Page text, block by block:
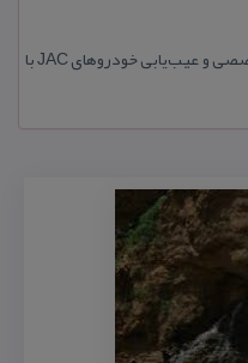
امداد خودرو جك در مشهد | تعمیر تخصصی و عیب‌یابی خودروهای JAC با